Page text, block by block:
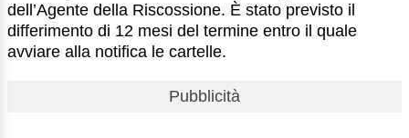
dell’Agente della Riscossione. È stato previsto il
differimento di 12 mesi del termine entro il quale
avviare alla notifica le cartelle.
Pubblicità